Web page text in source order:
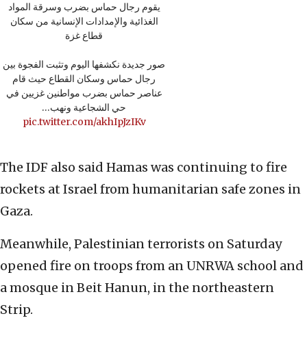
يقوم رجال حماس بضرب وسرقة المواد
الغذائية والإمدادات الإنسانية من سكان
قطاع غزة
صور جديدة نكشفها اليوم وتثبت الفجوة بين
رجال حماس وسكان القطاع حيث قام
عناصر حماس بضرب مواطنين غزيين في
حي الشجاعية ونهب…
pic.twitter.com/akhIpJzIKv
The IDF also said Hamas was continuing to fire
rockets at Israel from humanitarian safe zones in
Gaza.
Meanwhile, Palestinian terrorists on Saturday
opened fire on troops from an UNRWA school and
a mosque in Beit Hanun, in the northeastern
Strip.